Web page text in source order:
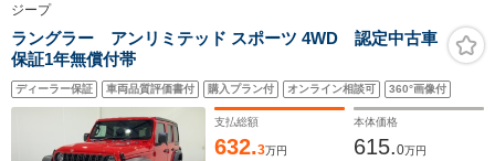
ジープ
ラングラー アンリミテッド スポーツ 4WD 認定中古車
保証1年無償付帯
ディーラー保証 車両品質評価書付 購入プラン付 オンライン相談可 360°画像付
支払総額
632.3万円
本体価格
615.0万円